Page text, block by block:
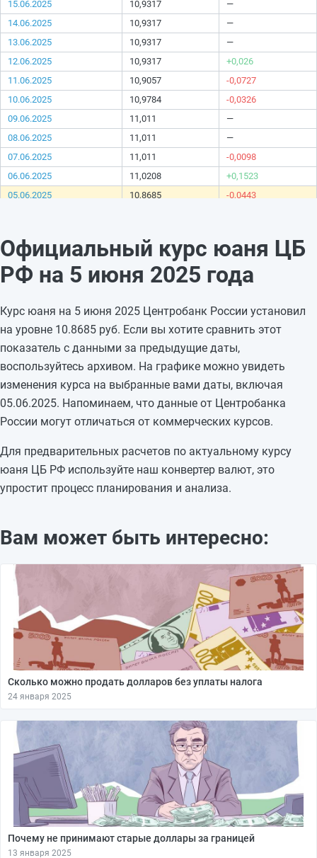
15.06.2025
10,9317
—
14.06.2025
10,9317
—
13.06.2025
10,9317
—
12.06.2025
10,9317
+0,026
11.06.2025
10,9057
-0,0727
10.06.2025
10,9784
-0,0326
09.06.2025
11,011
—
08.06.2025
11,011
—
07.06.2025
11,011
-0,0098
06.06.2025
11,0208
+0,1523
05.06.2025
10,8685
-0,0443
02.06.2025
10,8897
—
01.06.2025
10,8897
—
30.05.2025
10,894
-0,1564
29.05.2025
11,0504
-0,051
28.05.2025
11,1014
+0,0212
27.05.2025
11,0802
+0,003
26.05.2025
11,0772
—
25.05.2025
11,0772
—
24.05.2025
11,0772
+0,0671
22.05.2025
Официальный курс юаня ЦБ
РФ на 5 июня 2025 года
Курс юаня на 5 июня 2025 Центробанк России установил
на уровне 10.8685 руб. Если вы хотите сравнить этот
показатель с данными за предыдущие даты,
воспользуйтесь архивом. На графике можно увидеть
изменения курса на выбранные вами даты, включая
05.06.2025. Напоминаем, что данные от Центробанка
России могут отличаться от коммерческих курсов.
Для предварительных расчетов по актуальному курсу
юаня ЦБ РФ используйте наш конвертер валют, это
упростит процесс планирования и анализа.
Вам может быть интересно:
Сколько можно продать долларов без уплаты налога
24 января 2025
Почему не принимают старые доллары за границей
13 января 2025